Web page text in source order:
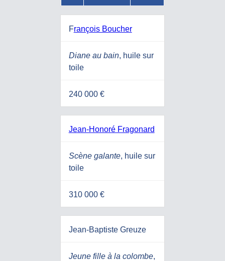
François Boucher
Diane au bain, huile sur
toile
240 000 €
Jean-Honoré Fragonard
Scène galante, huile sur
toile
310 000 €
Jean-Baptiste Greuze
Jeune fille à la colombe,